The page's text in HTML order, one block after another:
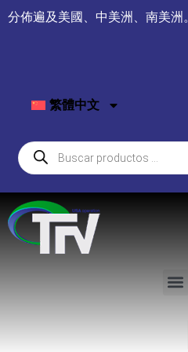
分佈遍及美國、中美洲、南美洲。
繁體中文